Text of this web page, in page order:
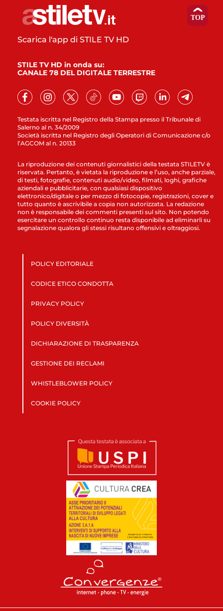
Testata iscritta nel Registro della Stampa presso il Tribunale di
Salerno al n. 34/2009
Società iscritta nel Registro degli Operatori di Comunicazione c/o
l’AGCOM al n. 20133
Scarica l'app di STILE TV HD
STILE TV HD in onda su:
CANALE 78 DEL DIGITALE TERRESTRE
La riproduzione dei contenuti giornalistici della testata STILETV è
riservata. Pertanto, è vietata la riproduzione e l’uso, anche parziale,
di testi, fotografie, contenuti audio/video, filmati, loghi, grafiche
aziendali e pubblicitarie, con qualsiasi dispositivo
elettronico/digitale o per mezzo di fotocopie, registrazioni, cover e
tutto quanto è ascrivibile a copia non autorizzata. La redazione
non è responsabile dei commenti presenti sul sito. Non potendo
esercitare un controllo continuo resta disponibile ad eliminarli su
segnalazione qualora gli stessi risultano offensivi e oltraggiosi.
POLICY EDITORIALE
CODICE ETICO CONDOTTA
PRIVACY POLICY
POLICY DIVERSITÀ
DICHIARAZIONE DI TRASPARENZA
GESTIONE DEI RECLAMI
WHISTLEBLOWER POLICY
COOKIE POLICY